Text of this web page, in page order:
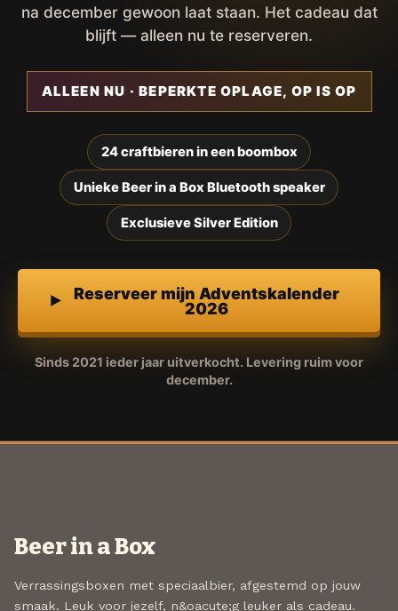
na december gewoon laat staan. Het cadeau dat
blijft — alleen nu te reserveren.
ALLEEN NU · BEPERKTE OPLAGE, OP IS OP
24 craftbieren in een boombox
Unieke Beer in a Box Bluetooth speaker
Exclusieve Silver Edition
Reserveer mijn Adventskalender
2026
Sinds 2021 ieder jaar uitverkocht. Levering ruim voor
december.
Beer in a Box
Verrassingsboxen met speciaalbier, afgestemd op jouw
smaak. Leuk voor jezelf, n&oacute;g leuker als cadeau.